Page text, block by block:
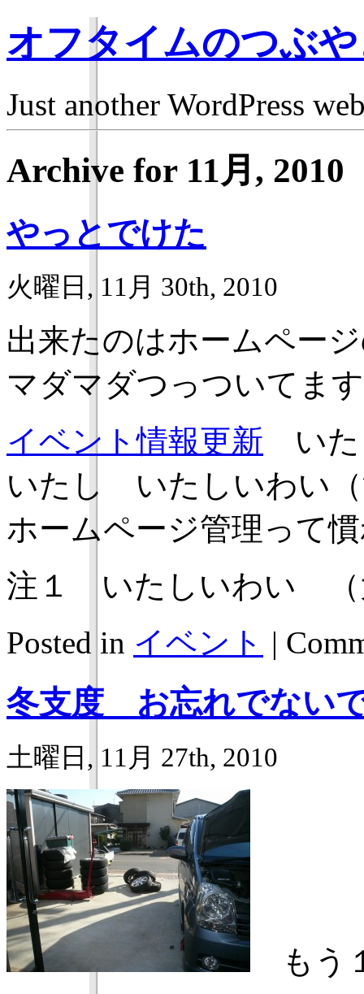
オフタイムのつぶ
Just another WordPress
Archive for 11月, 2010
やっとでけた
火曜日, 11月 30th, 2010
出来たのはホームペー
マダマダつっついてます
イベント情報更新 いた
いたし いたしいわい
ホームページ管理って
注１ いたしいわい （
Posted in イベント |
冬支度 お忘れでない
土曜日, 11月 27th, 2010
もう